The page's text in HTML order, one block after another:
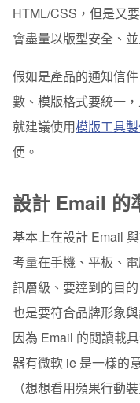
HTML/CSS，但是又
會盡量以版型安全、
假如是產品的通知信
數、模版格式要統一
就建議使用模版工具
便。
設計 Email 的
基本上在設計 Email
考量在手機、平板、
訊層級、要達到的目
也是要符合品牌形象
因為 Email 的閱讀載
器有微軟 ie 是一樣的
（想想看用頻果行動